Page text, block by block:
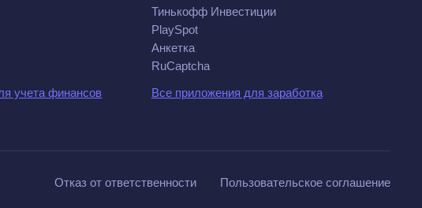
учета финансов
Тинькофф Инвестиции
PlaySpot
Анкетка
RuCaptcha
Все приложения для заработка
Отказ от ответственности Пользовательское соглашение